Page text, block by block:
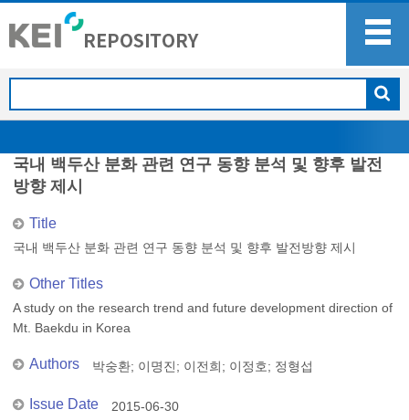
국내 백두산 분화 관련 연구 동향 분석 및 향후 발전
방향 제시
Title
국내 백두산 분화 관련 연구 동향 분석 및 향후 발전방향 제시
Other Titles
A study on the research trend and future development direction of
Mt. Baekdu in Korea
Authors 박숭환; 이명진; 이전희; 이정호; 정형섭
Issue Date 2015-06-30